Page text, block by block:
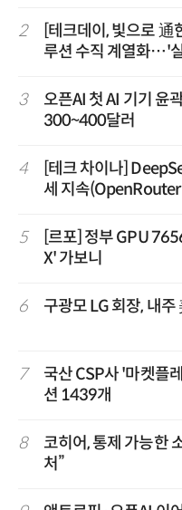
2
[테크데이, 빛으로 通
루션 수직 계열화…'
3
오픈AI 첫 AI 기기
300~400달러
4
[테크 차이나]
세 지속(OpenRouter
5
[르포] 정부 GPU
X' 가보니
6 구광모 LG 회장, 내
7
국산 CSP사 '마켓플
션 1439개
8
코히어, 통제 가능한
처”